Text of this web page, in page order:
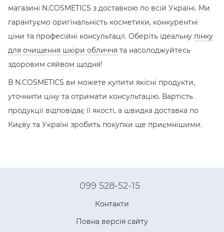
магазині N.COSMETICS з доставкою по всій Україні. Ми
гарантуємо оригінальність косметики, конкурентні
ціни та професійні консультації. Оберіть ідеальну пінку
для очищення шкіри обличчя та насолоджуйтесь
здоровим сяйвом щодня!
В N.COSMETICS ви можете купити якісні продукти,
уточнити ціну та отримати консультацію. Вартість
продукції відповідає її якості, а швидка доставка по
Києву та Україні зробить покупки ще приємнішими.
099 528-52-15
Контакти
Повна версія сайту